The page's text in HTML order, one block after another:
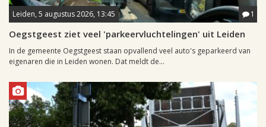
Leiden, 5 augustus 2026, 13:45 1
Oegstgeest ziet veel 'parkeervluchtelingen' uit Leiden
In de gemeente Oegstgeest staan opvallend veel auto's geparkeerd van
eigenaren die in Leiden wonen. Dat meldt de...